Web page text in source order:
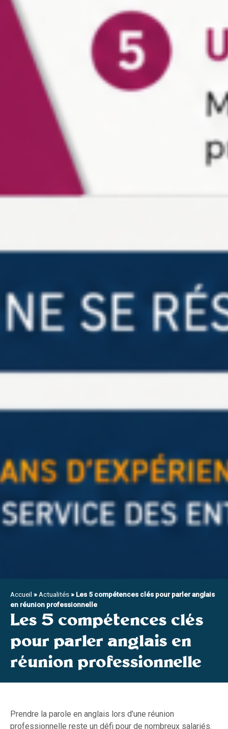
Accueil » Actualités» Les 5 compétences clés pour parler anglais
en réunion professionnelle
Les 5 compétences clés
pour parler anglais en
réunion professionnelle
Prendre la parole en anglais lors d’une réunion
professionnelle reste un défi pour de nombreux salariés.